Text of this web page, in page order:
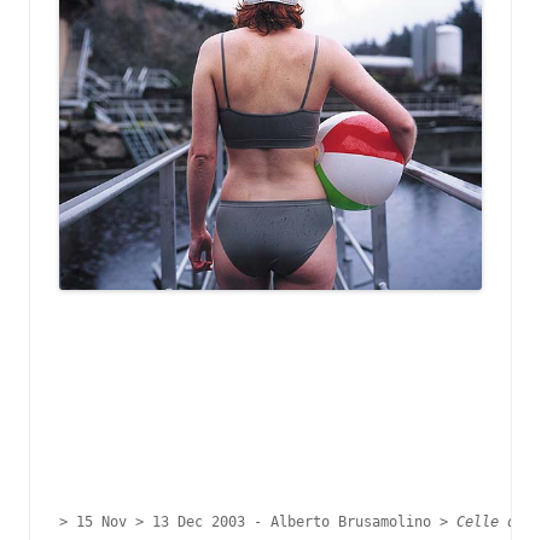
> 15 Nov > 13 Dec 2003 - Alberto Brusamolino > Celle del